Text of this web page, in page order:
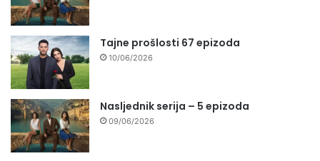
Tajne prošlosti 67 epizoda
10/06/2026
Nasljednik serija – 5 epizoda
09/06/2026